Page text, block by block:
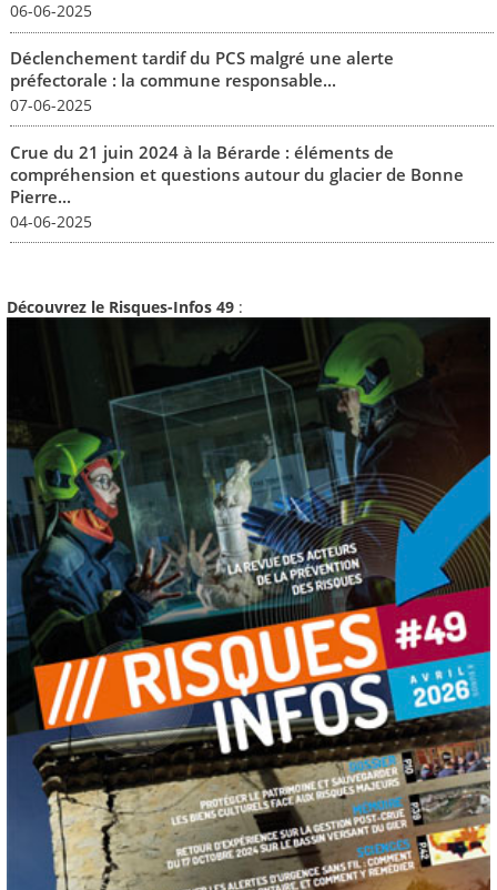
06-06-2025
Déclenchement tardif du PCS malgré une alerte
préfectorale : la commune responsable...
07-06-2025
Crue du 21 juin 2024 à la Bérarde : éléments de
compréhension et questions autour du glacier de Bonne
Pierre...
04-06-2025
Découvrez le Risques-Infos 49 :